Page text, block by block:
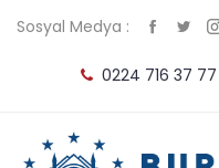
Sosyal Medya :
0224 716 37 77